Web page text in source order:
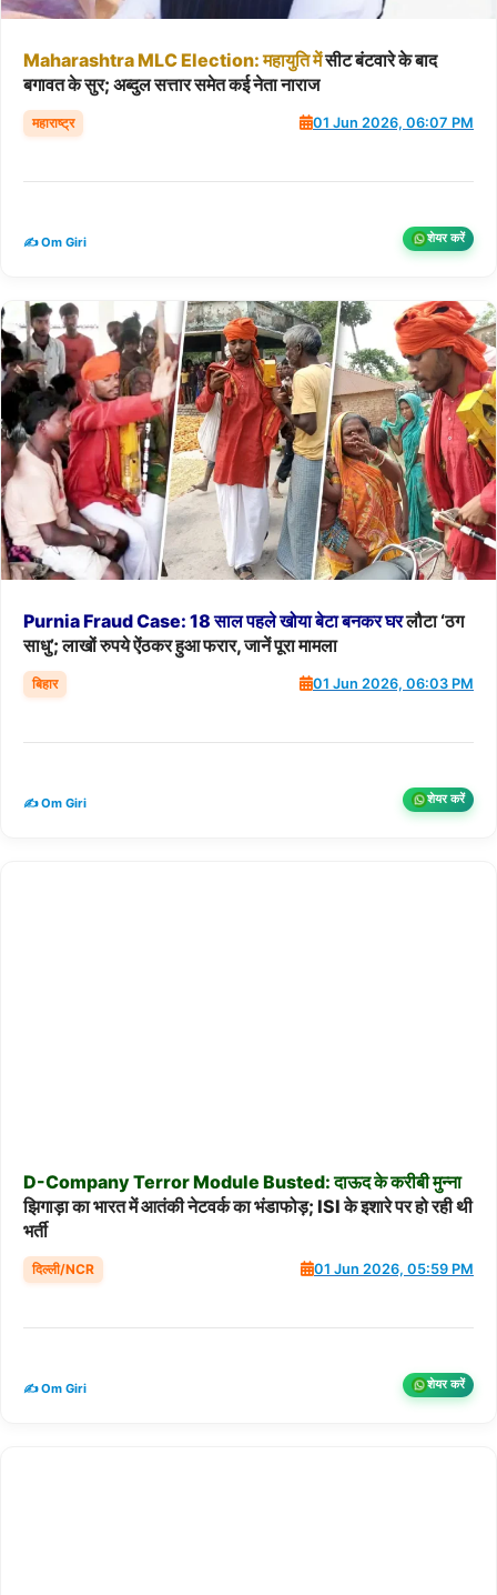
MaharashtraMLCElection: महायुतिमेंसीट बंटवारे के बाद
बगावत के सुर; अब्दुल सत्तार समेत कई नेता नाराज
महाराष्ट्र 01 Jun 2026, 06:07 PM
✍️ Om Giri शेयर करें
PurniaFraudCase: 18 सालपहलेखोयाबेटाबनकरघरलौटा ‘ठग
साधु’; लाखों रुपये ऐंठकर हुआ फरार, जानें पूरा मामला
बिहार 01 Jun 2026, 06:03 PM
✍️ Om Giri शेयर करें
D-CompanyTerrorModule Busted: दाऊदकेकरीबीमुन्ना
झिगाड़ा का भारत में आतंकी नेटवर्क का भंडाफोड़; ISI के इशारे पर हो रही थी
भर्ती
दिल्ली/NCR 01 Jun 2026, 05:59 PM
✍️ Om Giri शेयर करें